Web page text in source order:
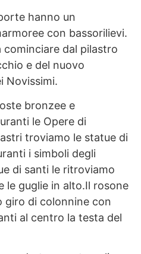
hanno un
con bassorilievi.
dal pilastro
e del nuovo
Novissimi.
bronzee e
le Opere di
troviamo le statue di
i simboli degli
di santi le ritroviamo
le guglie in alto.Il rosone
giro di colonnine con
al centro la testa del